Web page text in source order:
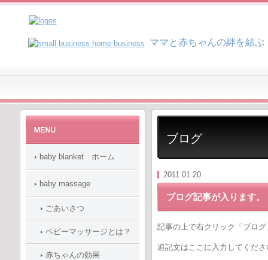
ママと赤ちゃんの絆を結
ブログ
2011.01.20
ブログ記事が入ります。
記事の上で右クリック「ブロ
追記文はここに入力してくださ
baby blanket ホーム
baby massage
ごあいさつ
ベビーマッサージとは？
赤ちゃんの効果